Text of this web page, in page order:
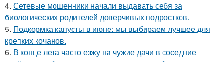
4. Сетевые мошенники начали выдавать себя за
биологических родителей доверчивых подростков.
5. Подкормка капусты в июне: мы выбираем лучшее для
крепких кочанов.
6. В конце лета часто езжу на чужие дачи в соседние